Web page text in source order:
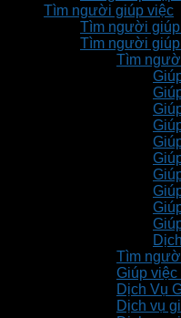
Tìm người giúp việc
Tìm người
Tìm người
Tìm
Tìm
Giúp
Dịch Vụ
Dịch vụ